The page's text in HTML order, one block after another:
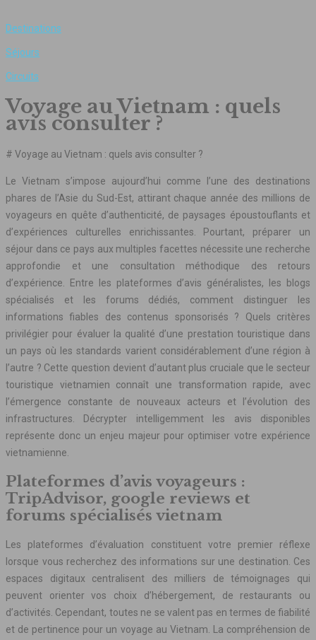
Destinations
Séjours
Circuits
Voyage au Vietnam : quels
avis consulter ?
# Voyage au Vietnam : quels avis consulter ?
Le Vietnam s’impose aujourd’hui comme l’une des destinations
phares de l’Asie du Sud-Est, attirant chaque année des millions de
voyageurs en quête d’authenticité, de paysages époustouflants et
d’expériences culturelles enrichissantes. Pourtant, préparer un
séjour dans ce pays aux multiples facettes nécessite une recherche
approfondie et une consultation méthodique des retours
d’expérience. Entre les plateformes d’avis généralistes, les blogs
spécialisés et les forums dédiés, comment distinguer les
informations fiables des contenus sponsorisés ? Quels critères
privilégier pour évaluer la qualité d’une prestation touristique dans
un pays où les standards varient considérablement d’une région à
l’autre ? Cette question devient d’autant plus cruciale que le secteur
touristique vietnamien connaît une transformation rapide, avec
l’émergence constante de nouveaux acteurs et l’évolution des
infrastructures. Décrypter intelligemment les avis disponibles
représente donc un enjeu majeur pour optimiser votre expérience
vietnamienne.
Plateformes d’avis voyageurs :
TripAdvisor, google reviews et
forums spécialisés vietnam
Les plateformes d’évaluation constituent votre premier réflexe
lorsque vous recherchez des informations sur une destination. Ces
espaces digitaux centralisent des milliers de témoignages qui
peuvent orienter vos choix d’hébergement, de restaurants ou
d’activités. Cependant, toutes ne se valent pas en termes de fiabilité
et de pertinence pour un voyage au Vietnam. La compréhension de